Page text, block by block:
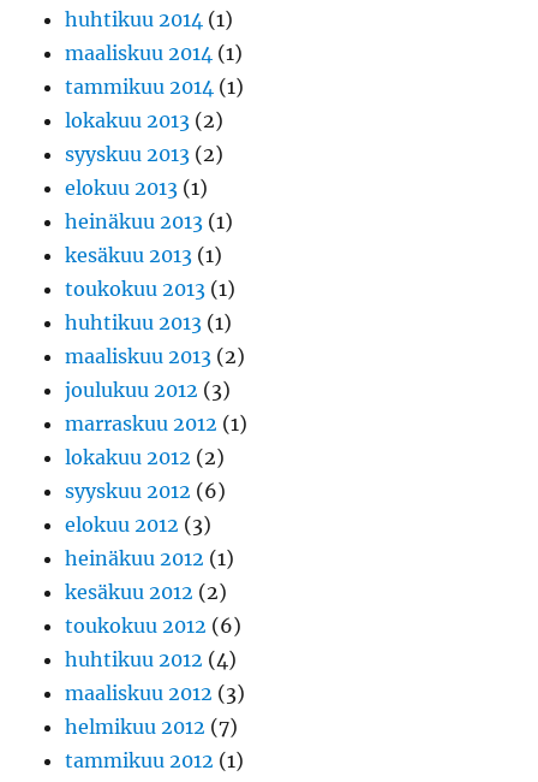
huhtikuu 2014 (1)
maaliskuu 2014 (1)
tammikuu 2014 (1)
lokakuu 2013 (2)
syyskuu 2013 (2)
elokuu 2013 (1)
heinäkuu 2013 (1)
kesäkuu 2013 (1)
toukokuu 2013 (1)
huhtikuu 2013 (1)
maaliskuu 2013 (2)
joulukuu 2012 (3)
marraskuu 2012 (1)
lokakuu 2012 (2)
syyskuu 2012 (6)
elokuu 2012 (3)
heinäkuu 2012 (1)
kesäkuu 2012 (2)
toukokuu 2012 (6)
huhtikuu 2012 (4)
maaliskuu 2012 (3)
helmikuu 2012 (7)
tammikuu 2012 (1)